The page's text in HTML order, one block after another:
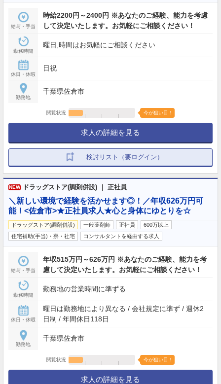
給与・手当
時給2200円～2400円 ※あなたのご経験、能力を考慮
して決定いたします。お気軽にご相談ください！
勤務時間
曜日,時間はお気軽にご相談ください
休日・休暇
日祝
勤務地
千葉県佐倉市
閲覧状況 今が狙い目！
求人の詳細を見る
検討リスト（要ログイン）
NEW ドラッグストア(調剤併設) ｜ 正社員
＼新しい環境で経験を活かせます◎！／年収626万円可
能！<佐倉市>★正社員求人★心と身体にゆとりを☆
ドラッグストア(調剤併設) 一般薬剤師 正社員
600万以上
住宅補助(手当)・寮・社宅
コンサルタントを経由する求人
給与・手当
年収515万円～626万円 ※あなたのご経験、能力を考
慮して決定いたします。お気軽にご相談ください！
勤務時間
勤務地の営業時間に準ずる
休日・休暇
曜日は勤務地により異なる / 会社規定に準ず / 週休2
日制 / 年間休日118日
勤務地
千葉県佐倉市
閲覧状況 今が狙い目！
求人の詳細を見る